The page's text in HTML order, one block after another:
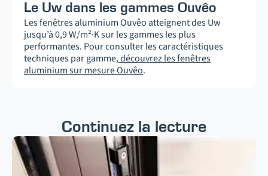
Le Uw dans les gammes Ouvêo
Les fenêtres aluminium Ouvêo atteignent des Uw
jusqu’à 0,9 W/m²·K sur les gammes les plus
performantes. Pour consulter les caractéristiques
techniques par gamme,découvrez les fenêtres
aluminium sur mesure Ouvêo.
Continuez la lecture